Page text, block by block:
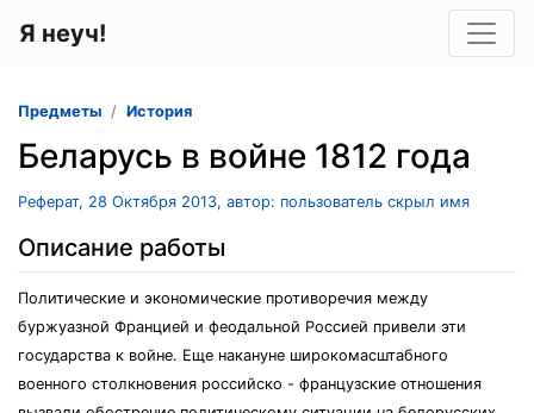
Я неуч!
Предметы История
Беларусь в войне 1812 года
Реферат, 28 Октября 2013, автор: пользователь скрыл имя
Описание работы
Политические и экономические противоречия между
буржуазной Францией и феодальной Россией привели эти
государства к войне. Еще накануне широкомасштабного
военного столкновения российско - французские отношения